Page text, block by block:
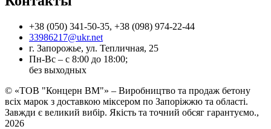
+38 (050) 341-50-35, +38 (098) 974-22-44
33986217@ukr.net
г. Запорожье, ул. Тепличная, 25
Пн-Вс – с 8:00 до 18:00;
без выходных
© «ТОВ "Концерн ВМ"» – Виробництво та продаж бетону
всіх марок з доставкою міксером по Запоріжжю та області.
Завжди є великий вибір. Якість та точний обсяг гарантуємо.,
2026